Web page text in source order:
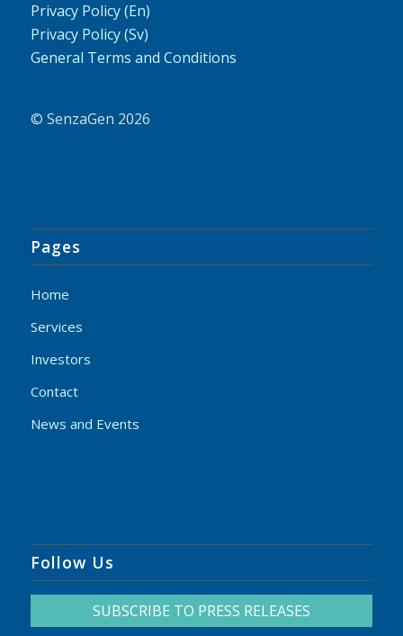
Privacy Policy (En)
Privacy Policy (Sv)
General Terms and Conditions
© SenzaGen 2026
Pages
Home
Services
Investors
Contact
News and Events
Follow Us
SUBSCRIBE TO PRESS RELEASES